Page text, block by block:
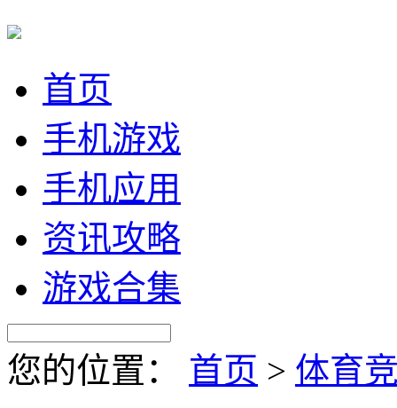
首页
手机游戏
手机应用
资讯攻略
游戏合集
您的位置： 首页 > 体育